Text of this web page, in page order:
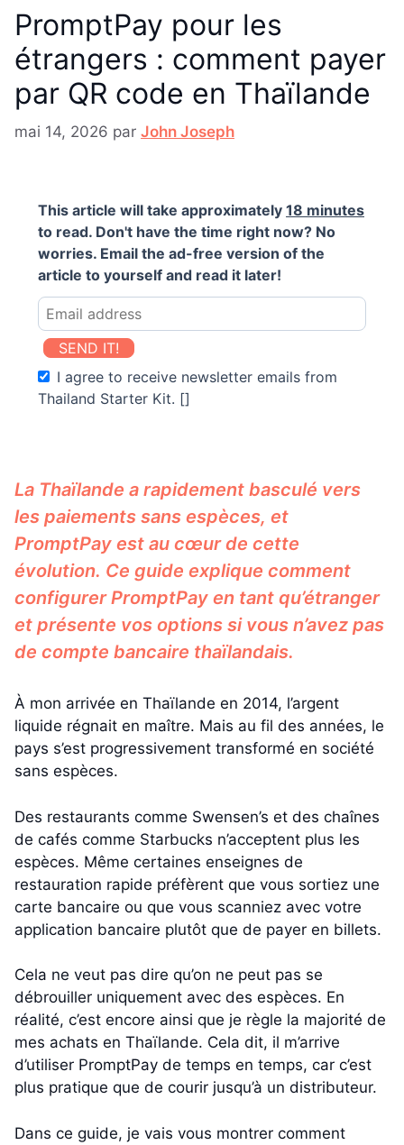
PromptPay pour les
étrangers : comment payer
par QR code en Thaïlande
mai 14, 2026 par John Joseph
This article will take approximately 18 minutes
to read. Don't have the time right now? No
worries. Email the ad-free version of the
article to yourself and read it later!
SEND IT!
I agree to receive newsletter emails from
Thailand Starter Kit. []
La Thaïlande a rapidement basculé vers
les paiements sans espèces, et
PromptPay est au cœur de cette
évolution. Ce guide explique comment
configurer PromptPay en tant qu’étranger
et présente vos options si vous n’avez pas
de compte bancaire thaïlandais.
À mon arrivée en Thaïlande en 2014, l’argent
liquide régnait en maître. Mais au fil des années, le
pays s’est progressivement transformé en société
sans espèces.
Des restaurants comme Swensen’s et des chaînes
de cafés comme Starbucks n’acceptent plus les
espèces. Même certaines enseignes de
restauration rapide préfèrent que vous sortiez une
carte bancaire ou que vous scanniez avec votre
application bancaire plutôt que de payer en billets.
Cela ne veut pas dire qu’on ne peut pas se
débrouiller uniquement avec des espèces. En
réalité, c’est encore ainsi que je règle la majorité de
mes achats en Thaïlande. Cela dit, il m’arrive
d’utiliser PromptPay de temps en temps, car c’est
plus pratique que de courir jusqu’à un distributeur.
Dans ce guide, je vais vous montrer comment